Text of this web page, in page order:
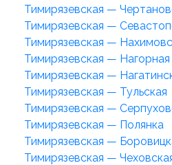
Тимирязевская —
Тимирязевская —
Тимирязевская —
Тимирязевская — Нагорная
Тимирязевская —
Тимирязевская — Тульская
Тимирязевская —
Тимирязевская — Полянка
Тимирязевская —
Тимирязевская —